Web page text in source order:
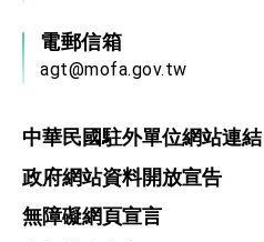
電郵信箱
agt@mofa.gov.tw
中華民國駐外單位網站連結
政府網站資料開放宣告
無障礙網頁宣言